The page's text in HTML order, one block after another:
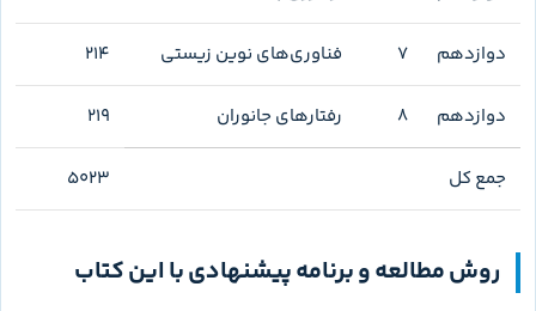
👉 برای دیدن بقیه‌ی صفحات، تصاویر را بکشید
کتاب برای هر ۲۴ فصل تعداد تست جداگانه دارد و جمع دقیق آن‌ها
برای برنامه‌ریزی ببینی. فصل‌های تولید مثل، گردش مواد در بدن و
تغییر در اطلاعات وراثتی از فصل‌های پرحجم‌ترند و بهتر است در